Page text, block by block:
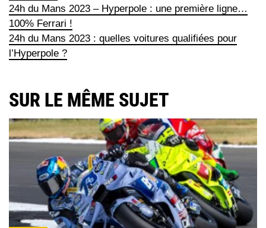
24h du Mans 2023 – Hyperpole : une première ligne…
100% Ferrari !
24h du Mans 2023 : quelles voitures qualifiées pour
l’Hyperpole ?
SUR LE MÊME SUJET